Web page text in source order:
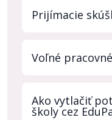
Prijímacie
Voľné
Ako vytlačiť
školy cez